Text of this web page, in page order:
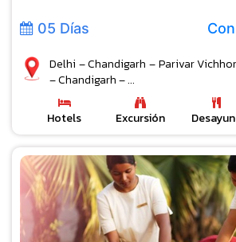
05 Días
Delhi – Chandigarh – Parivar
– Chandigarh – ...
Hotels Excursión